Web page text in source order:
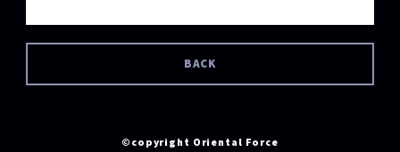
BACK
©copyright Oriental Force